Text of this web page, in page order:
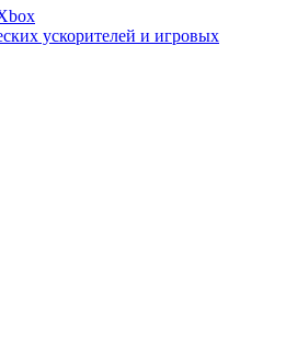
ускорителей и игровых